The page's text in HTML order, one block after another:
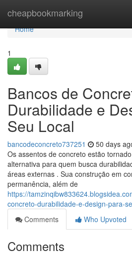
cheapbookmarking
Home
Home
1
Bancos de
Durabilidade e
Seu Local
bancodeconcreto737251 50 days
Os assentos de concreto estão
alternativa para quem busca
áreas externas . Sua construção em
permanência, além de
https://
concreto-durabilidade-e-design-para-
Comments
Who Upvoted
Comments